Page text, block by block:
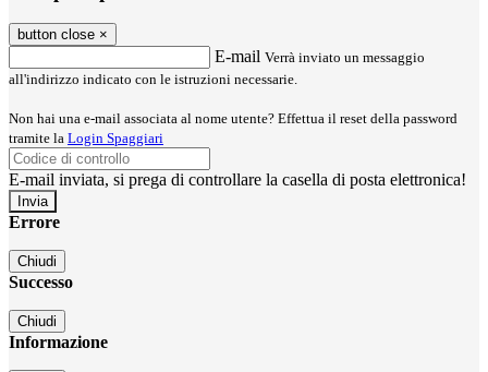
button close ×
E-mail Verrà inviato un messaggio
all'indirizzo indicato con le istruzioni necessarie.
Non hai una e-mail associata al nome utente? Effettua il reset della password
tramite la Login Spaggiari
E-mail inviata, si prega di controllare la casella di posta elettronica!
Errore
Chiudi
Successo
Chiudi
Informazione